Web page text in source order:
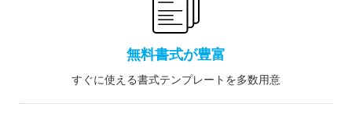
無料書式が豊富
すぐに使える書式テンプレートを多数用意